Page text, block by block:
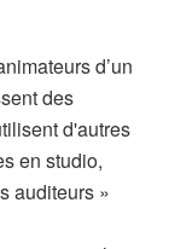
d’un
des
d'autres
en studio,
auditeurs »